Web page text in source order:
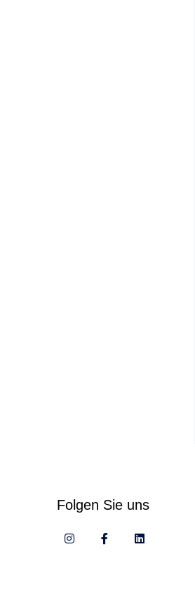
Folgen Sie uns